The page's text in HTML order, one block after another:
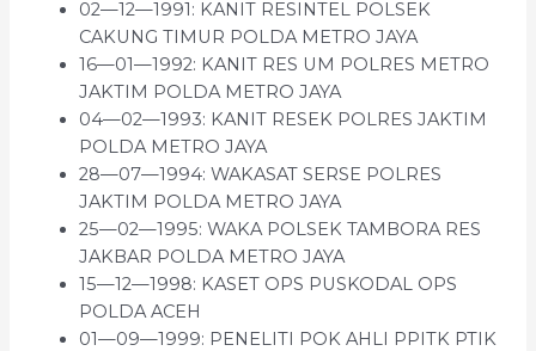
02—12—1991: KANIT RESINTEL POLSEK
CAKUNG TIMUR POLDA METRO JAYA
16—01—1992: KANIT RES UM POLRES METRO
JAKTIM POLDA METRO JAYA
04—02—1993: KANIT RESEK POLRES JAKTIM
POLDA METRO JAYA
28—07—1994: WAKASAT SERSE POLRES
JAKTIM POLDA METRO JAYA
25—02—1995: WAKA POLSEK TAMBORA RES
JAKBAR POLDA METRO JAYA
15—12—1998: KASET OPS PUSKODAL OPS
POLDA ACEH
01—09—1999: PENELITI POK AHLI PPITK PTIK